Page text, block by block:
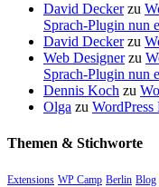
David Deckerzu
Sprach-Plugin nun
David Deckerzu
Web Designerzu
Sprach-Plugin nun
Dennis Koch zu
Olga zu
Themen & Stichworte
Extensions WP Camp Berlin Blog